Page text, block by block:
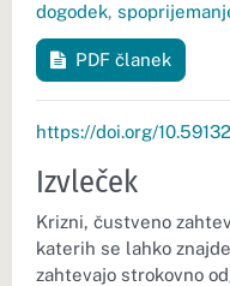
dogodek,
PDF članek
https://doi.org/
Izvleček
Krizni, čustveno
katerih se lahko
zahtevajo strokovno